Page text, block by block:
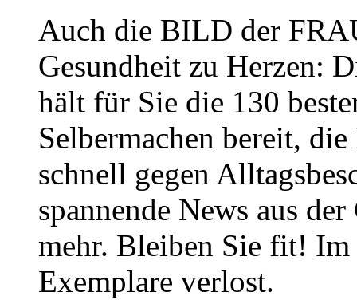
Auch die BILD der
Gesundheit zu Herzen:
hält für Sie die 130
Selbermachen bereit,
schnell gegen
spannende News aus
mehr. Bleiben Sie fit!
Exemplare verlost.